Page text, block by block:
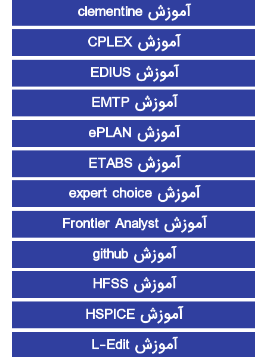
آموزش clementine
آموزش CPLEX
آموزش EDIUS
آموزش EMTP
آموزش ePLAN
آموزش ETABS
آموزش expert choice
آموزش Frontier Analyst
آموزش github
آموزش HFSS
آموزش HSPICE
آموزش L-Edit